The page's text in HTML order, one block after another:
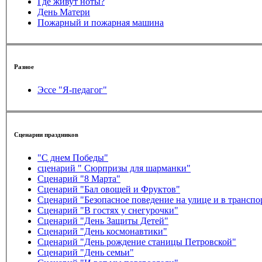
День Матери
Пожарный и пожарная машина
Разное
Эссе "Я-педагог"
Сценарии праздников
"С днем Победы"
сценарий " Сюрпризы для шарманки"
Сценарий "8 Марта"
Сценарий "Бал овощей и Фруктов"
Сценарий "Безопасное поведение на улице и в
Сценарий "В гостях у снегурочки"
Сценарий "День Защиты Детей"
Сценарий "День космонавтики"
Сценарий "День рождение станицы Петровской"
Сценарий "День семьи"